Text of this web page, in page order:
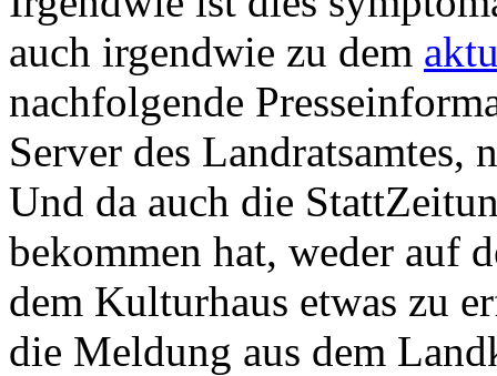
auch irgendwie zu dem
nachfolgende
Server des
Und da auch die
bekommen hat, weder auf
dem Kulturhaus etwas zu
die Meldung aus dem